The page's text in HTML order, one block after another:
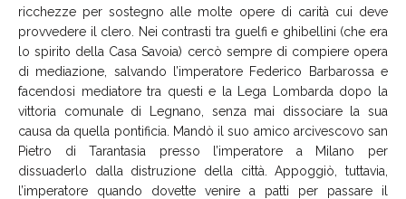
ricchezze per sostegno alle molte opere di carità cui deve
provvedere il clero. Nei contrasti tra guelfi e ghibellini (che era
lo spirito della Casa Savoia) cercò sempre di compiere opera
di mediazione, salvando l’imperatore Federico Barbarossa e
facendosi mediatore tra questi e la Lega Lombarda dopo la
vittoria comunale di Legnano, senza mai dissociare la sua
causa da quella pontificia. Mandò il suo amico arcivescovo san
Pietro di Tarantasia presso l’imperatore a Milano per
dissuaderlo dalla distruzione della città. Appoggiò, tuttavia,
l’imperatore quando dovette venire a patti per passare il